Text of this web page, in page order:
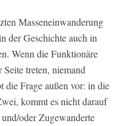
Masseneinwanderung
der Geschichte auch in
Wenn die Funktionäre
treten, niemand
die Frage außen vor: in die
kommt es nicht darauf
oder Zugewanderte